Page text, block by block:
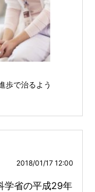
歩で治るよう
2018/01/17 12:00
学省の平成29年